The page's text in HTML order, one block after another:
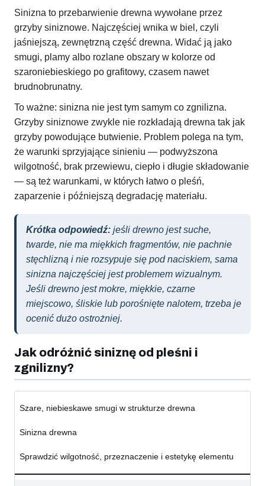
Sinizna to przebarwienie drewna wywołane przez
grzyby siniznowe. Najczęściej wnika w biel, czyli
jaśniejszą, zewnętrzną część drewna. Widać ją jako
smugi, plamy albo rozlane obszary w kolorze od
szaroniebieskiego po grafitowy, czasem nawet
brudnobrunatny.
To ważne: sinizna nie jest tym samym co zgnilizna.
Grzyby siniznowe zwykle nie rozkładają drewna tak jak
grzyby powodujące butwienie. Problem polega na tym,
że warunki sprzyjające sinieniu — podwyższona
wilgotność, brak przewiewu, ciepło i długie składowanie
— są też warunkami, w których łatwo o pleśń,
zaparzenie i późniejszą degradację materiału.
Krótka odpowiedź: jeśli drewno jest suche,
twarde, nie ma miękkich fragmentów, nie pachnie
stęchlizną i nie rozsypuje się pod naciskiem, sama
sinizna najczęściej jest problemem wizualnym.
Jeśli drewno jest mokre, miękkie, czarne
miejscowo, śliskie lub porośnięte nalotem, trzeba je
ocenić dużo ostrożniej.
Jak odróżnić siniznę od pleśni i
zgnilizny?
Szare, niebieskawe smugi w strukturze drewna
Sinizna drewna
Sprawdzić wilgotność, przeznaczenie i estetykę elementu